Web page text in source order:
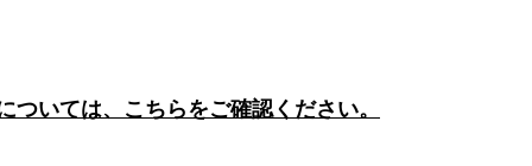
いては、こちらをご確認ください。